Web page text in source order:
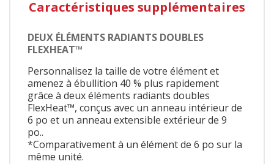
Caractéristiques supplémentaires
DEUX ÉLÉMENTS RADIANTS DOUBLES
FLEXHEAT™
Personnalisez la taille de votre élément et
amenez à ébullition 40 % plus rapidement
grâce à deux éléments radiants doubles
FlexHeat™, conçus avec un anneau intérieur de
6 po et un anneau extensible extérieur de 9
po..
*Comparativement à un élément de 6 po sur la
même unité.